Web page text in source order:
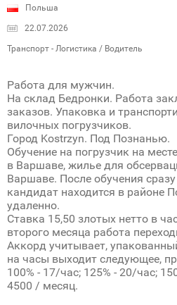
Польша
22.07.2026
Транспорт - Логистика / Водитель
Работа для мужчин.
На склад Бедронки. Работа
заказов. Упаковка и
вилочных погрузчиков.
Город Kostrzyn. Под Познанью.
Обучение на погрузчик на
в Варшаве, жилье для
Варшаве. После обучения
кандидат находится в районе
удаленно.
Ставка 15,50 злотых нетто в
второго месяца работа
Аккорд учитывает,
на часы выходит следующее,
100% - 17/час; 125% - 20/час;
4500 / месяц.